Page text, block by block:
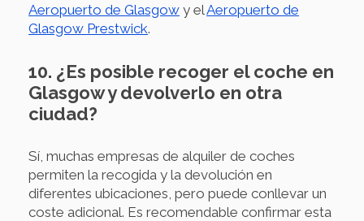
Aeropuerto de Glasgow y elAeropuerto de
Glasgow Prestwick.
10. ¿Es posible recoger el coche en
Glasgow y devolverlo en otra
ciudad?
Sí, muchas empresas de alquiler de coches
permiten la recogida y la devolución en
diferentes ubicaciones, pero puede conllevar un
coste adicional. Es recomendable confirmar esta